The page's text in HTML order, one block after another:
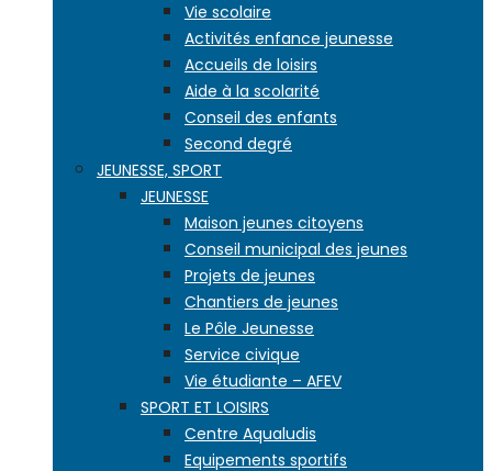
Vie scolaire
Activités enfance jeunesse
Accueils de loisirs
Aide à la scolarité
Conseil des enfants
Second degré
JEUNESSE, SPORT
JEUNESSE
Maison jeunes citoyens
Conseil municipal des jeunes
Projets de jeunes
Chantiers de jeunes
Le Pôle Jeunesse
Service civique
Vie étudiante – AFEV
SPORT ET LOISIRS
Centre Aqualudis
Equipements sportifs